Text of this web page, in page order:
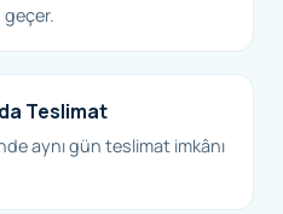
Teslimat
aynı gün teslimat imkânı